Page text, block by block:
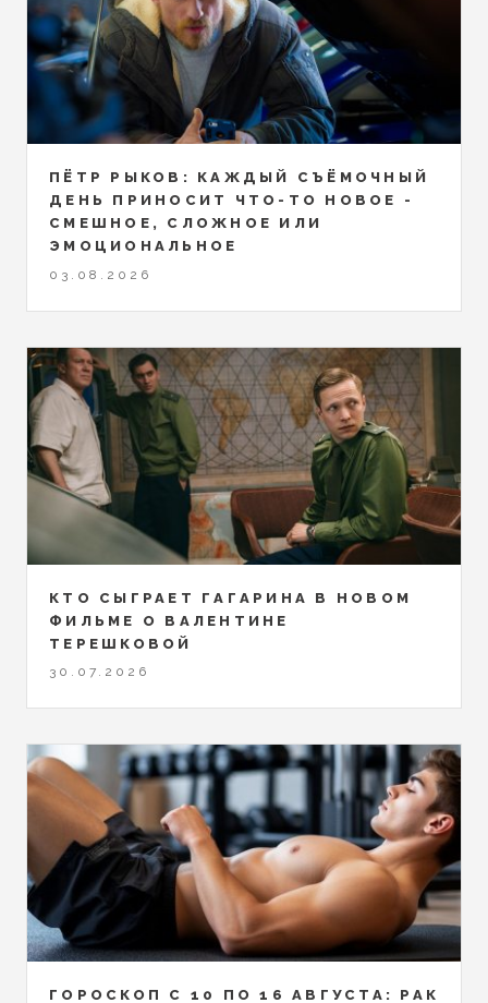
ПЁТР РЫКОВ: КАЖДЫЙ СЪЁМОЧНЫЙ
ДЕНЬ ПРИНОСИТ ЧТО-ТО НОВОЕ -
СМЕШНОЕ, СЛОЖНОЕ ИЛИ
ЭМОЦИОНАЛЬНОЕ
03.08.2026
КТО СЫГРАЕТ ГАГАРИНА В НОВОМ
ФИЛЬМЕ О ВАЛЕНТИНЕ
ТЕРЕШКОВОЙ
30.07.2026
ГОРОСКОП С 10 ПО 16 АВГУСТА: РАК